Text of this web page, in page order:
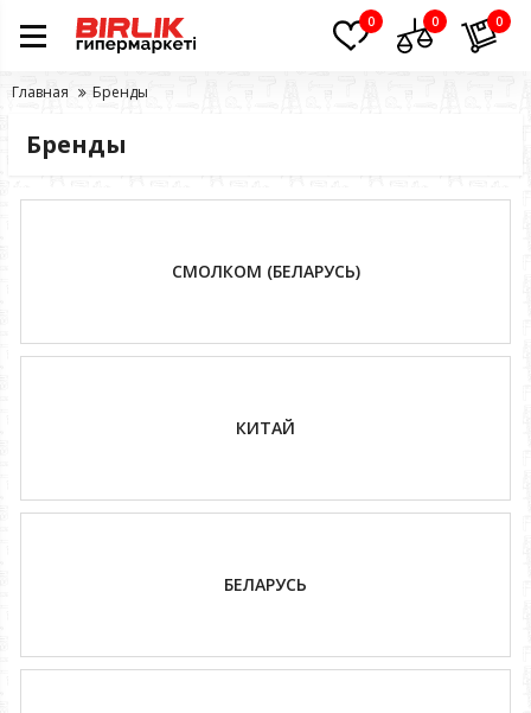
0 0 0
Главная Бренды
Бренды
СМОЛКОМ (БЕЛАРУСЬ)
КИТАЙ
БЕЛАРУСЬ